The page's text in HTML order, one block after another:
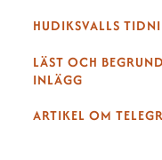
HUDIKSVALLS
LÄST OCH
INLÄGG
ARTIKEL OM